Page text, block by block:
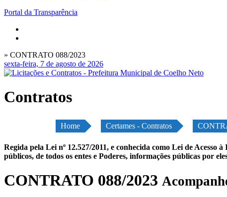
Portal da Transparência
» CONTRATO 088/2023
sexta-feira, 7 de agosto de 2026
Contratos
Home Certames - Contratos
Regida pela Lei nº 12.527/2011, e conhecida como Lei de
públicos, de todos os entes e Poderes, informações públicas por
CONTRATO 088/2023